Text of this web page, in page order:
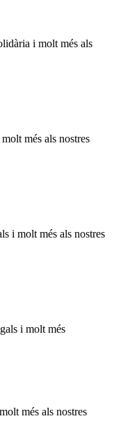
i molt més als
més als nostres
i molt més als nostres
i molt més
més als nostres